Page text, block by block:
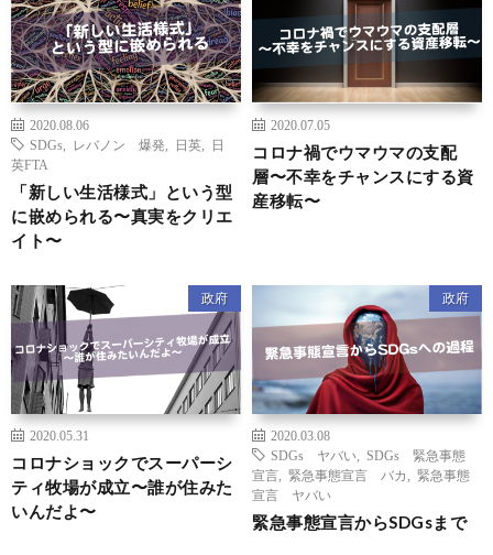
2020.08.06
SDGs
レバノン 爆発 日英
日
英FTA
「新しい生活様式」という型
に嵌められる〜真実をクリエ
イト〜
2020.07.05
コロナ禍でウマウマの支配
層〜不幸をチャンスにする資
産移転〜
政府
2020.05.31
コロナショックでスーパーシ
ティ牧場が成立〜誰が住みた
いんだよ〜
政府
2020.03.08
SDGs ヤバい
SDGs 緊急事態
宣言
緊急事態宣言 バカ
緊急事態
宣言 ヤバい
緊急事態宣言からSDGsまで